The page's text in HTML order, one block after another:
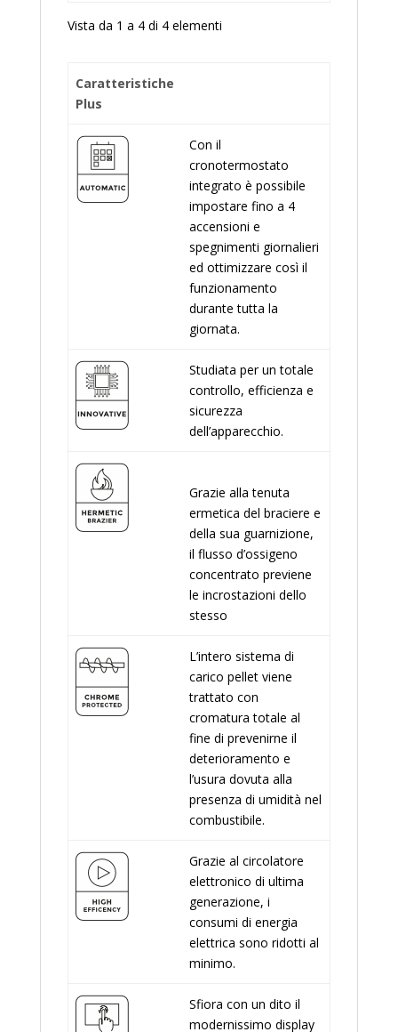
Vista da 1 a 4 di 4 elementi
Caratteristiche
Plus
Con il
cronotermostato
integrato è possibile
impostare fino a 4
accensioni e
spegnimenti giornalieri
ed ottimizzare così il
funzionamento
durante tutta la
giornata.
Studiata per un totale
controllo, efficienza e
sicurezza
dell’apparecchio.
Grazie alla tenuta
ermetica del braciere e
della sua guarnizione,
il flusso d’ossigeno
concentrato previene
le incrostazioni dello
stesso
L’intero sistema di
carico pellet viene
trattato con
cromatura totale al
fine di prevenirne il
deterioramento e
l’usura dovuta alla
presenza di umidità nel
combustibile.
Grazie al circolatore
elettronico di ultima
generazione, i
consumi di energia
elettrica sono ridotti al
minimo.
Sfiora con un dito il
modernissimo display